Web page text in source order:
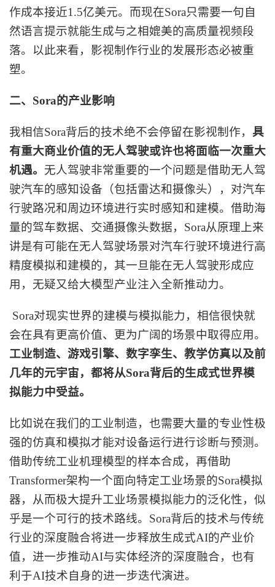
作成本接近1.5亿美元。而现在Sora只需要一句自
然语言提示就能生成与之相媲美的高质量视频段
落。以此来看，影视制作行业的发展形态必被重
塑。
二、 Sora的产业影响
我相信Sora背后的技术绝不会停留在影视制作， 具
有重大商业价值的无人驾驶或许也将面临一次重大
机遇。 无人驾驶非常重要的一个问题是借助无人驾
驶汽车的感知设备（包括雷达和摄像头），对汽车
行驶路况和周边环境进行实时感知和建模。借助海
量的驾车数据、交通摄像头数据， Sora从原理上来
讲是有可能在无人驾驶场景对汽车行驶环境进行高
精度模拟和建模的，其一旦能在无人驾驶形成应
用，无疑又给大模型产业注入全新推动力。
Sora对现实世界的建模与模拟能力，相信很快就
会在具有更高价值、更为广阔的场景中取得应用。
工业制造、游戏引擎、数字孪生、教学仿真以及前
几年的元宇宙，都将从Sora背后的生成式世界模
拟能力中受益。
比如说在我们的工业制造，也需要大量的专业性极
强的仿真和模拟才能对设备运行进行诊断与预测。
借助传统工业机理模型的样本合成，再借助
Transformer架构一个面向特定工业场景的Sora模拟
器，从而极大提升工业场景模拟能力的泛化性，似
乎是一个可行的技术路线。Sora背后的技术与传统
行业的深度融合将进一步释放生成式AI的产业价
值，进一步推动AI与实体经济的深度融合，也有
利于AI技术自身的进一步迭代演进。